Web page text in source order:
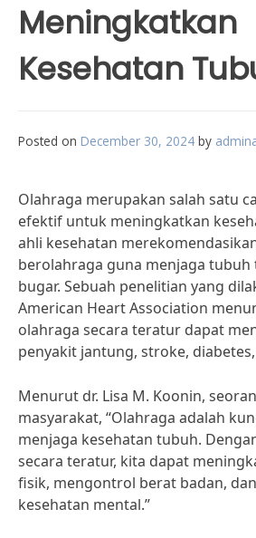
Meningkatkan
Kesehatan
Posted on December 30, 2024 by
Olahraga merupakan salah satu
efektif untuk meningkatkan
ahli kesehatan
berolahraga guna menjaga tubuh
bugar. Sebuah penelitian yang
American Heart Association
olahraga secara teratur dapat
penyakit jantung, stroke,
Menurut dr. Lisa M. Koonin,
masyarakat, “Olahraga adalah
menjaga kesehatan tubuh.
secara teratur, kita dapat
fisik, mengontrol berat badan,
kesehatan mental.”